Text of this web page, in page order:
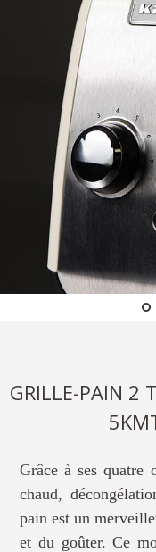
GRILLE-PAIN 2
Grâce à ses quatre
chaud,
pain est un
et du goûter. Ce